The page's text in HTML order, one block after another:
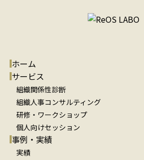
ホーム
サービス
組織関係性診断
組織人事コンサルティング
研修・ワークショップ
個人向けセッション
事例・実績
実績